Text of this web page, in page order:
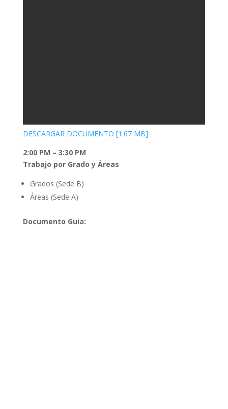
DESCARGAR DOCUMENTO [1.67 MB]
2:00 PM – 3:30 PM
Trabajo por Grado y Áreas
Grados (Sede B)
Áreas (Sede A)
Documento Guia: